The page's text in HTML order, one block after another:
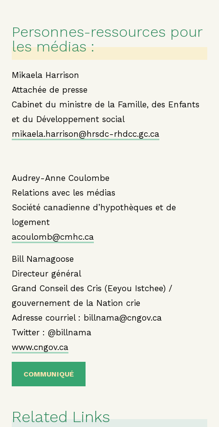
Personnes-ressources pour
les médias :
Mikaela Harrison
Attachée de presse
Cabinet du ministre de la Famille, des Enfants
et du Développement social
mikaela.harrison@hrsdc-rhdcc.gc.ca
Audrey-Anne Coulombe
Relations avec les médias
Société canadienne d’hypothèques et de
logement
acoulomb@cmhc.ca
Bill Namagoose
Directeur général
Grand Conseil des Cris (Eeyou Istchee) /
gouvernement de la Nation crie
Adresse courriel : billnama@cngov.ca
Twitter : @billnama
www.cngov.ca
COMMUNIQUÉ
Related Links